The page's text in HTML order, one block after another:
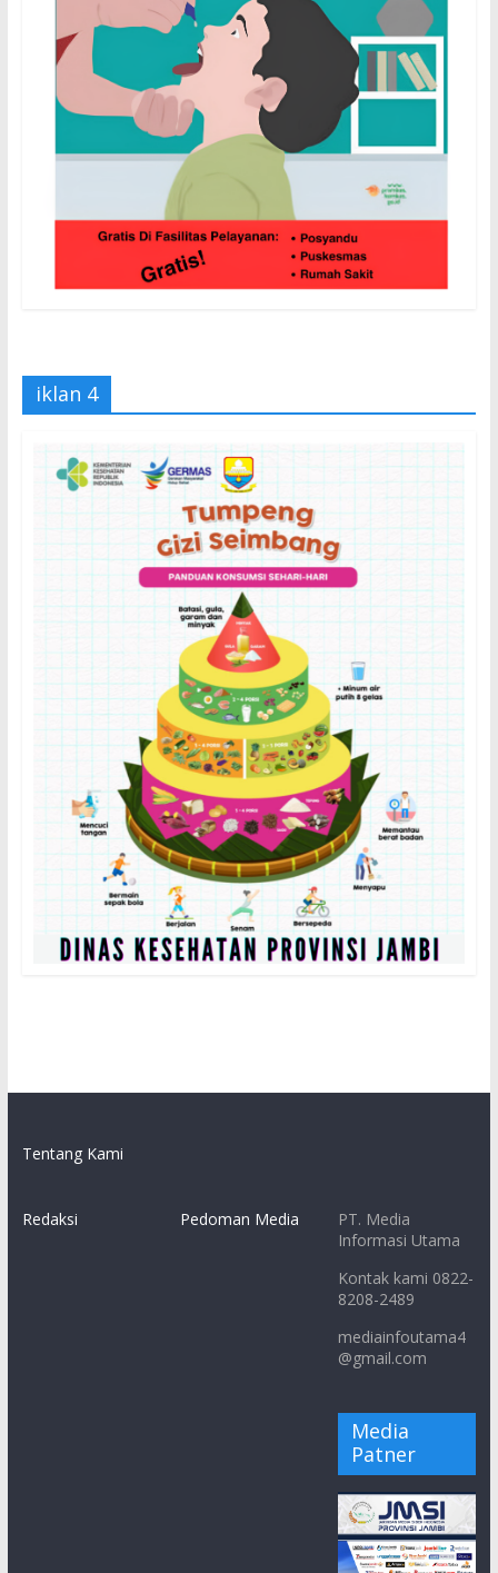
iklan 4
Tentang Kami
Redaksi Pedoman Media
PT. Media
Informasi Utama
Kontak kami 0822-
8208-2489
mediainfoutama4
@gmail.com
Media
Patner